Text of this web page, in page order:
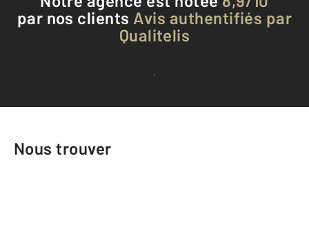
par nos clients Avis authentifiés par
Qualitelis
Voir tous les avis clients
Nous trouver